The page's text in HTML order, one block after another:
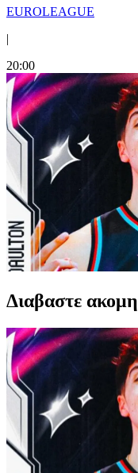
EUROLEAGUE
|
20:00
Διαβαστε ακομη